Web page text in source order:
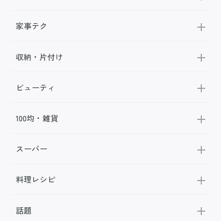
家事テク
収納・片付け
ビューティ
100均・雑貨
スーパー
料理レシピ
話題